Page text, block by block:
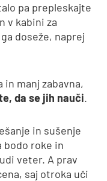
pa prepleskajte
v kabini za
doseže, naprej
manj zabavna,
da se jih nauči.
in sušenje
bodo roke in
veter. A prav
saj otroka uči